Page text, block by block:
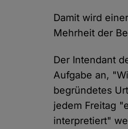
Damit wird
Mehrheit der
Der Intendant
Aufgabe an,
begründetes
jedem Freitag
interpretiert"